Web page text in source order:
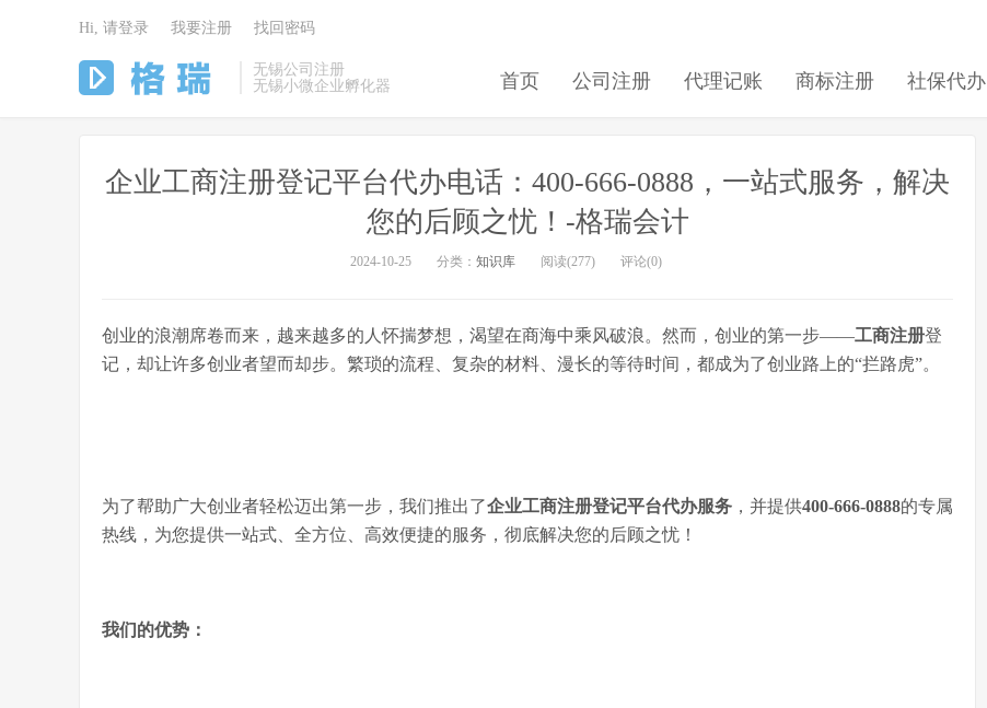
无锡公司注册
无锡小微企业孵化器
首页 公司注册 代理记账 商标注册 社保代办
Hi, 请登录 我要注册 找回密码
企业工商注册登记平台代办电话：400-666-0888，一站式服务，解决
您的后顾之忧！-格瑞会计
2024-10-25 分类： 知识库 阅读(277) 评论(0)
创业的浪潮席卷而来，越来越多的人怀揣梦想，渴望在商海中乘风破浪。然而，创业的第一步——工商注册登
记，却让许多创业者望而却步。繁琐的流程、复杂的材料、漫长的等待时间，都成为了创业路上的“拦路虎”。
为了帮助广大创业者轻松迈出第一步，我们推出了企业工商注册登记平台代办服务 ，并提供400-666-0888的专属
热线，为您提供一站式、全方位、高效便捷的服务，彻底解决您的后顾之忧！
我们的优势：